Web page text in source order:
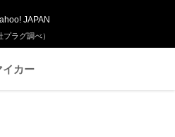
ラグ調べ）
JAPAN
イカー